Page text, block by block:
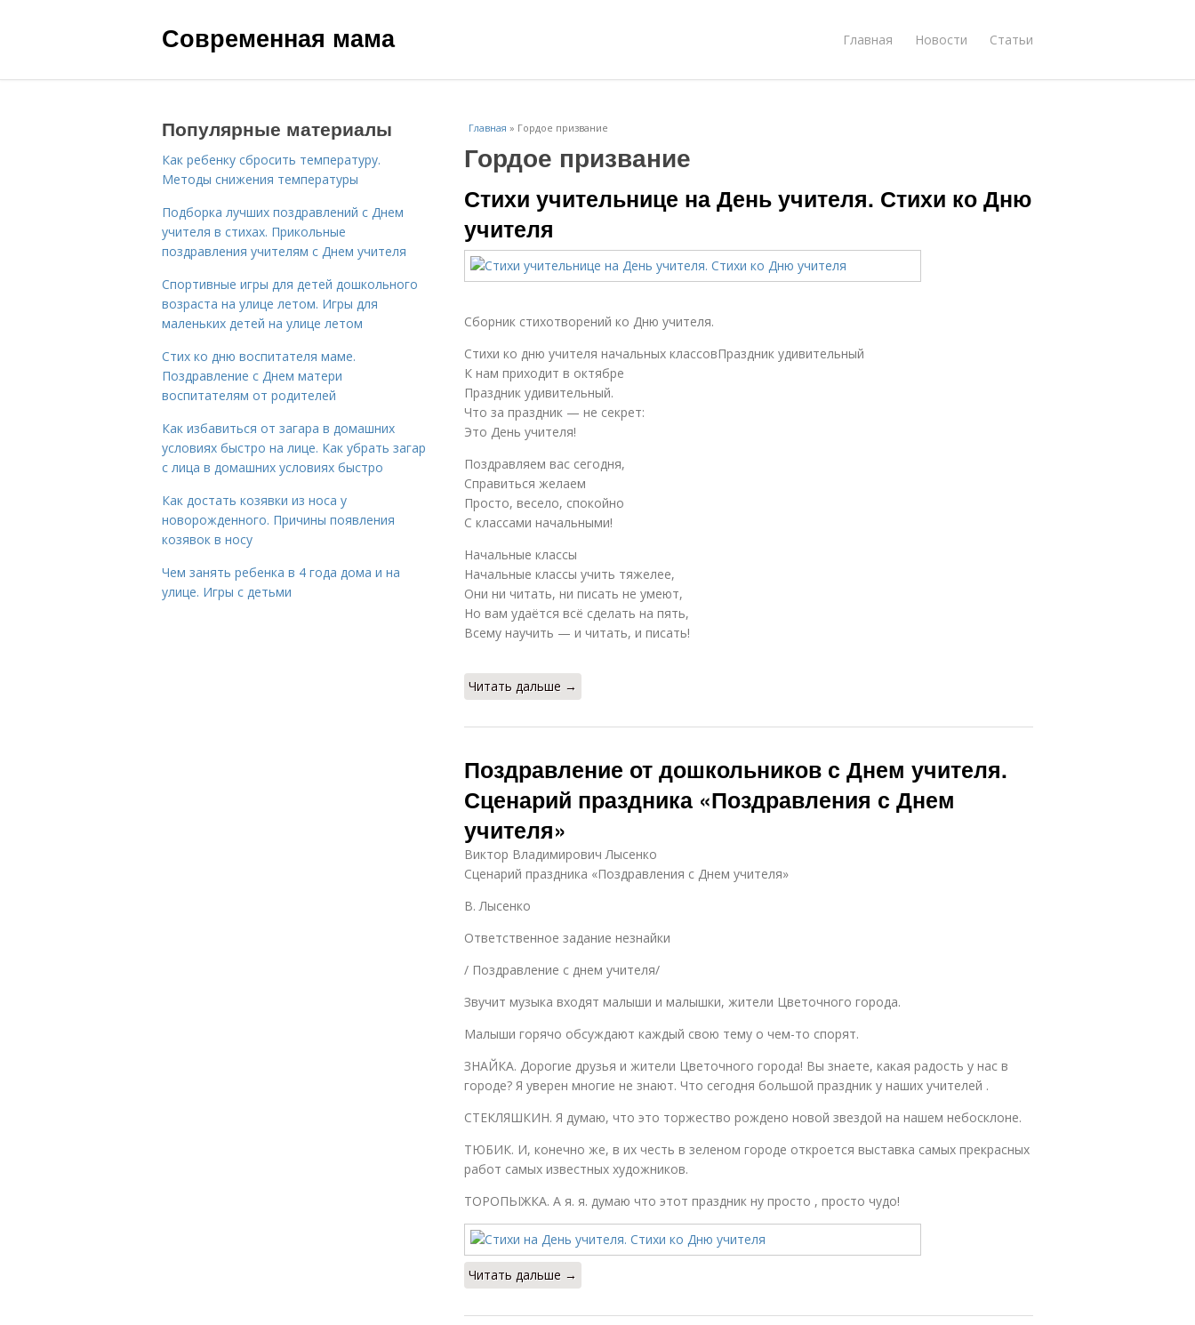
Современная мама Главная Новости Статьи
Главная » Гордое призвание
Гордое призвание
Стихи учительнице на День учителя. Стихи ко Дню
учителя
Сборник стихотворений ко Дню учителя.
Стихи ко дню учителя начальных классовПраздник удивительный
К нам приходит в октябре
Праздник удивительный.
Что за праздник — не секрет:
Это День учителя!
Поздравляем вас сегодня,
Справиться желаем
Просто, весело, спокойно
С классами начальными!
Начальные классы
Начальные классы учить тяжелее,
Они ни читать, ни писать не умеют,
Но вам удаётся всё сделать на пять,
Всему научить — и читать, и писать!
Читать дальше →
Поздравление от дошкольников с Днем учителя.
Сценарий праздника «Поздравления с Днем
учителя»
Виктор Владимирович Лысенко
Сценарий праздника «Поздравления с Днем учителя»
В. Лысенко
Ответственное задание незнайки
/ Поздравление с днем учителя/
Звучит музыка входят малыши и малышки, жители Цветочного города.
Малыши горячо обсуждают каждый свою тему о чем-то спорят.
ЗНАЙКА. Дорогие друзья и жители Цветочного города! Вы знаете, какая радость у нас в
городе? Я уверен многие не знают. Что сегодня большой праздник у наших учителей .
СТЕКЛЯШКИН. Я думаю, что это торжество рождено новой звездой на нашем небосклоне.
ТЮБИК. И, конечно же, в их честь в зеленом городе откроется выставка самых прекрасных
работ самых известных художников.
ТОРОПЬІЖКА. А я. я. думаю что этот праздник ну просто , просто чудо!
Читать дальше →
Популярные материалы
Как ребенку сбросить температуру.
Методы снижения температуры
Подборка лучших поздравлений с Днем
учителя в стихах. Прикольные
поздравления учителям с Днем учителя
Спортивные игры для детей дошкольного
возраста на улице летом. Игры для
маленьких детей на улице летом
Стих ко дню воспитателя маме.
Поздравление с Днем матери
воспитателям от родителей
Как избавиться от загара в домашних
условиях быстро на лице. Как убрать загар
с лица в домашних условиях быстро
Как достать козявки из носа у
новорожденного. Причины появления
козявок в носу
Чем занять ребенка в 4 года дома и на
улице. Игры с детьми